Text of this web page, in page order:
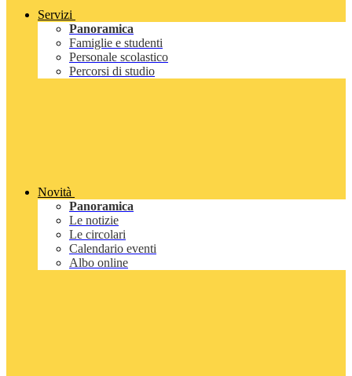
Servizi
Panoramica
Famiglie e studenti
Personale scolastico
Percorsi di studio
Novità
Panoramica
Le notizie
Le circolari
Calendario eventi
Albo online